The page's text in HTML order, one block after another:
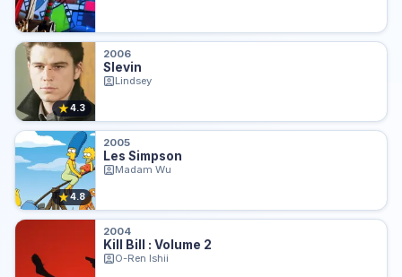
★4.3
2006
Slevin
Lindsey
★4.8
2005
Les Simpson
Madam Wu
2004
Kill Bill : Volume 2
O-Ren Ishii